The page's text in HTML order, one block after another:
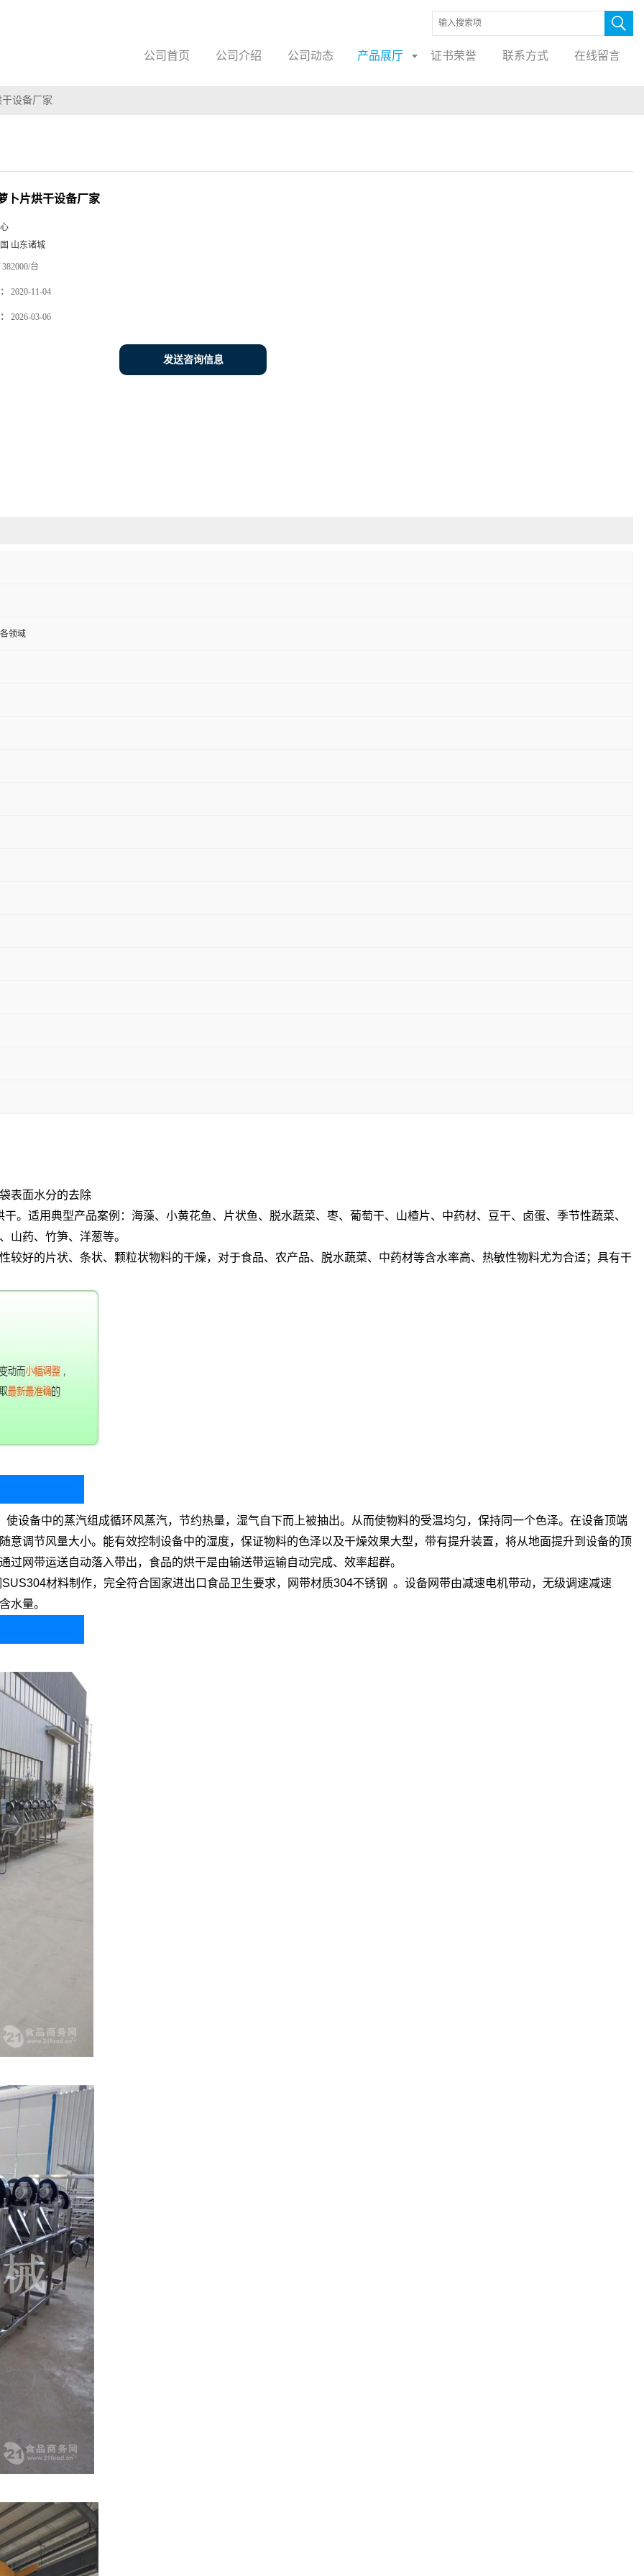
公司首页 公司介绍 公司动态 产品展厅 证书荣誉 联系方式 在线留言
设备厂家
卜片烘干设备厂家
山东诸城
台
2020-11-04
2026-03-06
发送咨询信息
领域
表面水分的去除
。适用典型产品案例：海藻、小黄花鱼、片状鱼、脱水蔬菜、枣、葡萄干、山楂片、中药材、豆干、卤蛋、季节性蔬菜、
山药、竹笋、洋葱等。
较好的片状、条状、颗粒状物料的干燥，对于食品、农产品、脱水蔬菜、中药材等含水率高、热敏性物料尤为合适；具有干
设备中的蒸汽组成循环风蒸汽，节约热量，湿气自下而上被抽出。从而使物料的受温均匀，保持同一个色泽。在设备顶端
意调节风量大小。能有效控制设备中的湿度，保证物料的色泽以及干燥效果大型，带有提升装置，将从地面提升到设备的顶
网带运送自动落入带出，食品的烘干是由输送带运输自动完成、效率超群。
材料制作，完全符合国家进出口食品卫生要求，网带材质304不锈钢 。设备网带由减速电机带动，无级调速减速
水量。